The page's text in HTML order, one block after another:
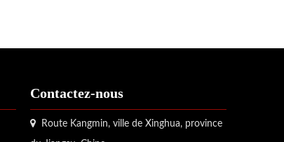
Contactez-nous
 Route Kangmin, ville de Xinghua, province